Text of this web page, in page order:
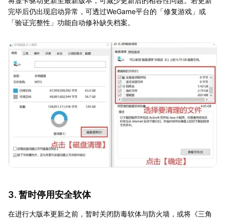
完毕后仍出现启动异常，可透过WeGame平台的「修复游戏」或
「验证完整性」功能自动修补缺失档案。
3. 暂时停用安全软体
在进行大版本更新之前，暂时关闭防毒软体与防火墙，或将《三角